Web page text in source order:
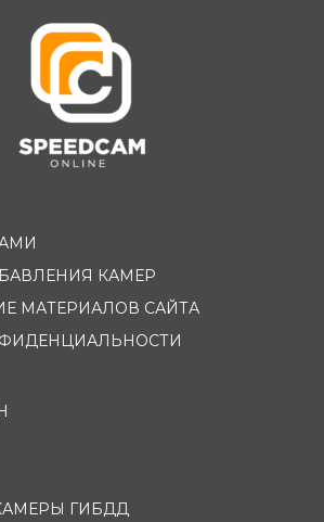
КАМЕР
МАТЕРИАЛОВ САЙТА
ГИБДД